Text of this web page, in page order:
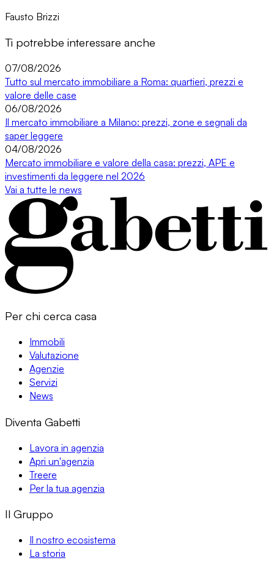
Fausto Brizzi
Ti potrebbe interessare anche
07/08/2026
Tutto sul mercato immobiliare a Roma: quartieri, prezzi e
valore delle case
06/08/2026
Il mercato immobiliare a Milano: prezzi, zone e segnali da
saper leggere
04/08/2026
Mercato immobiliare e valore della casa: prezzi, APE e
investimenti da leggere nel 2026
Vai a tutte le news
Per chi cerca casa
Immobili
Valutazione
Agenzie
Servizi
News
Diventa Gabetti
Lavora in agenzia
Apri un'agenzia
Treere
Per la tua agenzia
Il Gruppo
Il nostro ecosistema
La storia